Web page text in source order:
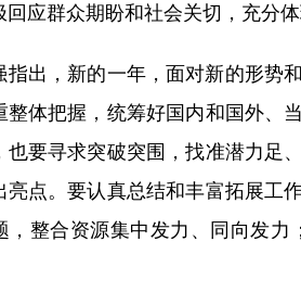
回应群众期盼和社会关切，充分
，新的一年，面对新的形势和
整体把握，统筹好国内和国外、
也要寻求突破突围，找准潜力足
亮点。要认真总结和丰富拓展工
，整合资源集中发力、同向发